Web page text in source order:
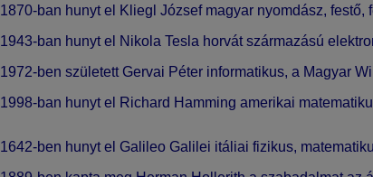
1870-ban hunyt el
Kliegl Józsefmagyar nyomdász, festő,
1943-ban hunyt el
Nikola Tesla horvát származású
1972-ben született Gervai Péter informatikus, a Magyar
1998-ban hunyt el Richard Hamming amerikai
1642-ben hunyt el Galileo Galilei itáliai fizikus,